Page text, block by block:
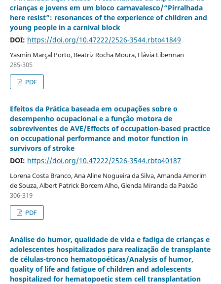
crianças e jovens em um bloco carnavalesco/“Pirralhada
here resist”: resonances of the experience of children and
young people in a carnival block
DOI: https://doi.org/10.47222/2526-3544.rbto41849
Yasmin Marçal Porto, Beatriz Rocha Moura, Flávia Liberman
285-305
PDF
Efeitos da Prática baseada em ocupações sobre o
desempenho ocupacional e a função motora de
sobreviventes de AVE/Effects of occupation-based practice
on occupational performance and motor function in
survivors of stroke
DOI: https://doi.org/10.47222/2526-3544.rbto40187
Lorena Costa Branco, Ana Aline Nogueira da Silva, Amanda Amorim
de Souza, Albert Patrick Borcem Alho, Glenda Miranda da Paixão
306-319
PDF
Análise do humor, qualidade de vida e fadiga de crianças e
adolescentes hospitalizados para realização de transplante
de células-tronco hematopoéticas/Analysis of humor,
quality of life and fatigue of children and adolescents
hospitalized for hematopoetic stem cell transplantation